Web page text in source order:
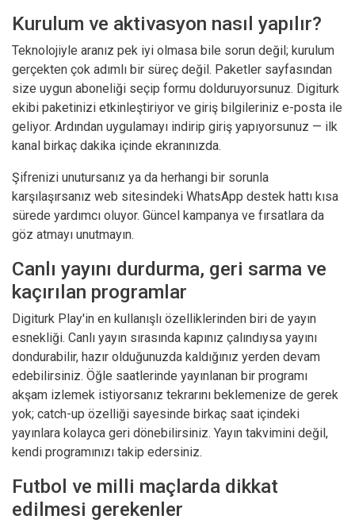
Kurulum ve aktivasyon nasıl yapılır?
Teknolojiyle aranız pek iyi olmasa bile sorun değil; kurulum
gerçekten çok adımlı bir süreç değil. Paketler sayfasından
size uygun aboneliği seçip formu dolduruyorsunuz. Digiturk
ekibi paketinizi etkinleştiriyor ve giriş bilgileriniz e-posta ile
geliyor. Ardından uygulamayı indirip giriş yapıyorsunuz — ilk
kanal birkaç dakika içinde ekranınızda.
Şifrenizi unutursanız ya da herhangi bir sorunla
karşılaşırsanız web sitesindeki WhatsApp destek hattı kısa
sürede yardımcı oluyor. Güncel kampanya ve fırsatlara da
göz atmayı unutmayın.
Canlı yayını durdurma, geri sarma ve
kaçırılan programlar
Digiturk Play'in en kullanışlı özelliklerinden biri de yayın
esnekliği. Canlı yayın sırasında kapınız çalındıysa yayını
dondurabilir, hazır olduğunuzda kaldığınız yerden devam
edebilirsiniz. Öğle saatlerinde yayınlanan bir programı
akşam izlemek istiyorsanız tekrarını beklemenize de gerek
yok; catch-up özelliği sayesinde birkaç saat içindeki
yayınlara kolayca geri dönebilirsiniz. Yayın takvimini değil,
kendi programınızı takip edersiniz.
Futbol ve milli maçlarda dikkat
edilmesi gerekenler